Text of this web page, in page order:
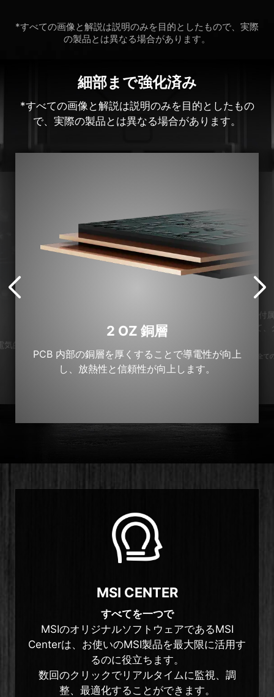
*すべての画像と解説は説明のみを目的としたもので、実際
の製品とは異なる場合があります。
細部まで強化済み
*すべての画像と解説は説明のみを目的としたもの
で、実際の製品とは異なる場合があります。
的
2 OZ 銅層
PCB 内部の銅層を厚くすることで導電性が向上
し、放熱性と信頼性が向上します。
付
て
*全
MSI CENTER
すべてを一つで
MSIのオリジナルソフトウェアであるMSI
Centerは、お使いのMSI製品を最大限に活用す
るのに役立ちます。
数回のクリックでリアルタイムに監視、調
整、最適化することができます。